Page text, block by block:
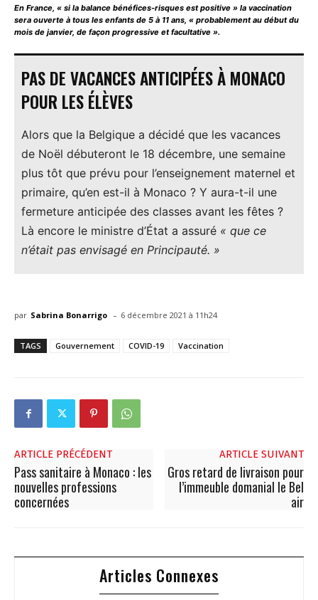
En France, « si la balance bénéfices-risques est positive » la vaccination
sera ouverte à tous les enfants de 5 à 11 ans, « probablement au début du
mois de janvier, de façon progressive et facultative ».
PAS DE VACANCES ANTICIPÉES À MONACO
POUR LES ÉLÈVES
Alors que la Belgique a décidé que les vacances
de Noël débuteront le 18 décembre, une semaine
plus tôt que prévu pour l’enseignement maternel et
primaire, qu’en est-il à Monaco ? Y aura-t-il une
fermeture anticipée des classes avant les fêtes ?
Là encore le ministre d’État a assuré « que ce
n’était pas envisagé en Principauté. »
par Sabrina Bonarrigo - 6 décembre 2021 à 11h24
TAGS Gouvernement COVID-19 Vaccination
ARTICLE PRÉCÉDENT
Pass sanitaire à Monaco : les
nouvelles professions
concernées
ARTICLE SUIVANT
Gros retard de livraison pour
l’immeuble domanial le Bel
air
Articles Connexes